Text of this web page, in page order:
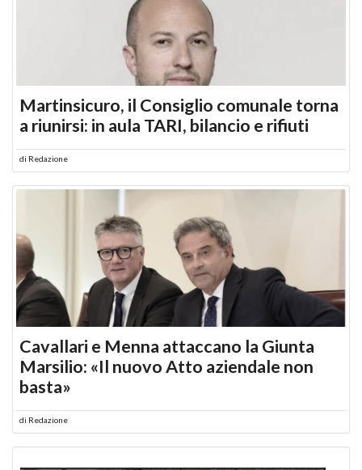
Martinsicuro, il Consiglio comunale torna
a riunirsi: in aula TARI, bilancio e rifiuti
di Redazione
Cavallari e Menna attaccano la Giunta
Marsilio: «Il nuovo Atto aziendale non
basta»
di Redazione